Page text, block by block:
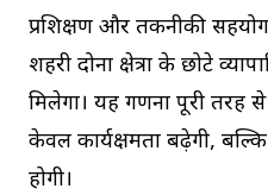
प्रशिक्षण और तकनीकी
शहरी दोनों क्षेत्रों के छोटे
मिलेगा। यह गणना पूरी तरह
केवल कार्यक्षमता बढ़ेगी,
होगी।